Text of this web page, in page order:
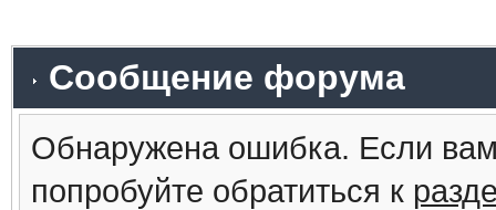
Сообщение форума
Обнаружена ошибка. Если
попробуйте обратиться к